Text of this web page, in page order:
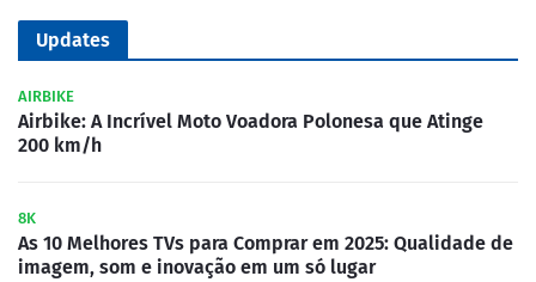
Updates
AIRBIKE
Airbike: A Incrível Moto Voadora Polonesa que Atinge
200 km/h
8K
As 10 Melhores TVs para Comprar em 2025: Qualidade de
imagem, som e inovação em um só lugar